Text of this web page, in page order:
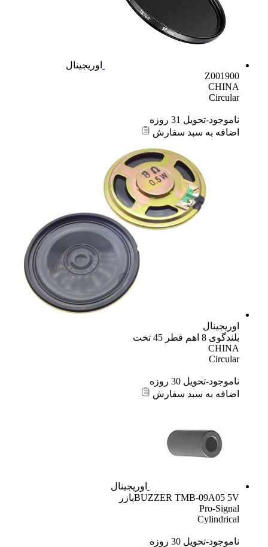
اوریجینال
Z001900
CHINA
Circular
ناموجود-تحویل 31 روزه
اضافه به سبد سفارش
اوریجینال
بلندگوی 8 اهم قطر 45 تخت
CHINA
Circular
ناموجود-تحویل 30 روزه
اضافه به سبد سفارش
اوریجینال
BUZZER TMB-09A05 5Vبازر
Pro-Signal
Cylindrical
ناموجود-تحویل 30 روزه